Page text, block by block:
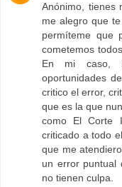
Anónimo, tienes
me alegro que
permíteme que
cometemos
En mi caso,
oportunidades
critico el error,
que es la que
como El Corte
criticado a todo
que me
un error puntual
no tienen culpa.